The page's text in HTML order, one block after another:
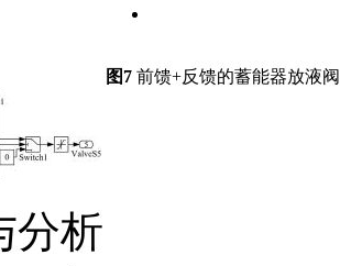
图7 前馈+反馈的蓄能器放液
分析